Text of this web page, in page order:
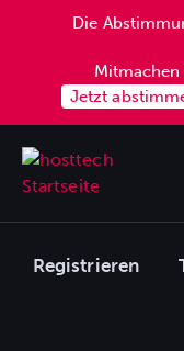
Die
Jetzt
Registrieren